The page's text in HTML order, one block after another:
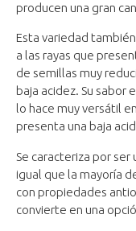
producen una gran
Esta variedad
a las rayas que
de semillas muy
baja acidez. Su sabor
lo hace muy versátil
presenta una baja
Se caracteriza por
igual que la mayoría
con propiedades
convierte en una